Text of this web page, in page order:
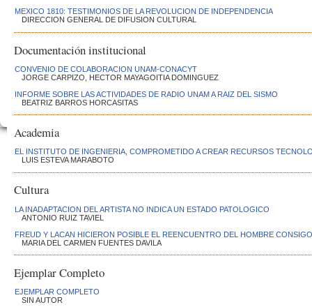
MEXICO 1810: TESTIMONIOS DE LA REVOLUCION DE INDEPENDENCIA
DIRECCION GENERAL DE DIFUSION CULTURAL
Documentación institucional
CONVENIO DE COLABORACION UNAM-CONACYT
JORGE CARPIZO, HECTOR MAYAGOITIA DOMINGUEZ
INFORME SOBRE LAS ACTIVIDADES DE RADIO UNAM A RAIZ DEL SISMO
BEATRIZ BARROS HORCASITAS
Academia
EL INSTITUTO DE INGENIERIA, COMPROMETIDO A CREAR RECURSOS
LUIS ESTEVA MARABOTO
Cultura
LA INADAPTACION DEL ARTISTA NO INDICA UN ESTADO PATOLOGICO
ANTONIO RUIZ TAVIEL
FREUD Y LACAN HICIERON POSIBLE EL REENCUENTRO DEL HOMBRE
MARIA DEL CARMEN FUENTES DAVILA
Ejemplar Completo
EJEMPLAR COMPLETO
SIN AUTOR